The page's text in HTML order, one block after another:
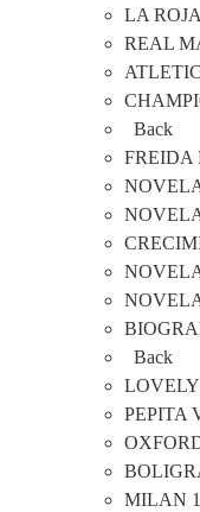
LA ROJA
REAL
Back
FREIDA
Back
PEPITA
MILAN